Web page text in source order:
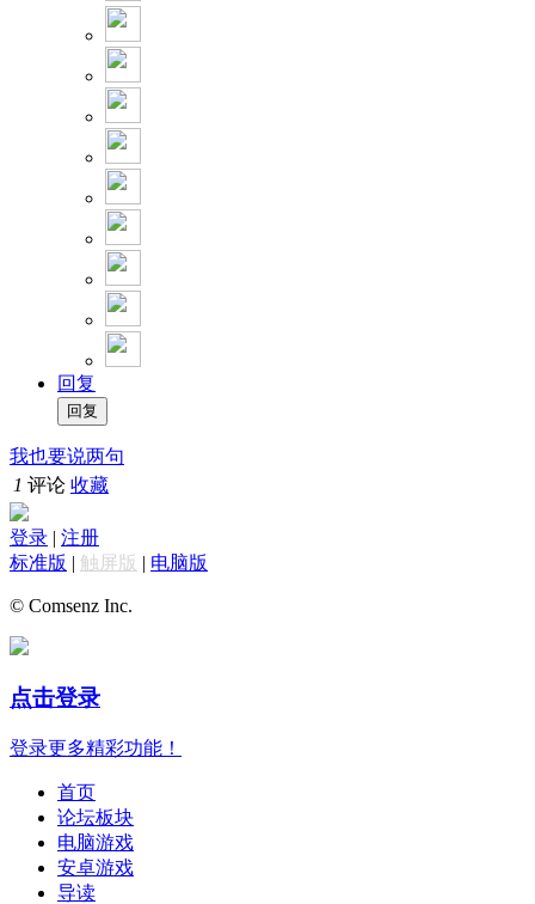
回复
我也要说两句
1 评论 收藏
登录 | 注册
标准版 | 触屏版 | 电脑版
© Comsenz Inc.
点击登录
登录更多精彩功能！
首页
论坛板块
电脑游戏
安卓游戏
导读